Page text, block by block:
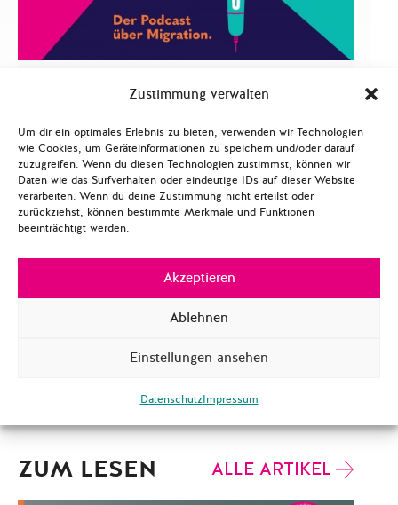
Zustimmung verwalten
Um dir ein optimales Erlebnis zu bieten, verwenden wir Technologien
wie Cookies, um Geräteinformationen zu speichern und/oder darauf
zuzugreifen. Wenn du diesen Technologien zustimmst, können wir
Daten wie das Surfverhalten oder eindeutige IDs auf dieser Website
verarbeiten. Wenn du deine Zustimmung nicht erteilst oder
zurückziehst, können bestimmte Merkmale und Funktionen
beeinträchtigt werden.
Akzeptieren
Ablehnen
Einstellungen ansehen
DatenschutzImpressum
GLOBALE FRAGENMIGRATION
Deutsches Willkommens- und
Wohlstandsmodell im Wandel – Ein
MigraTalk mit MdB Hakan Demir
(Staffel 2/ Folge 10)
ALLE ARTIKEL
ZUM LESEN